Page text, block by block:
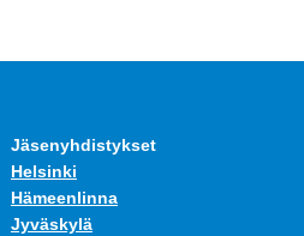
Jäsenyhdistykset
Helsinki
Hämeenlinna
Jyväskylä